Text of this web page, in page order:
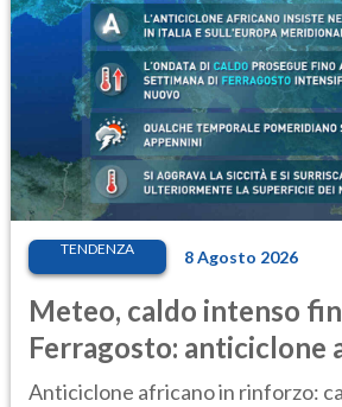
TENDENZA 8 Agosto 2026
Meteo, caldo intenso
Ferragosto: anticiclone
ancora protagonista
Anticiclone africano in rinforzo: